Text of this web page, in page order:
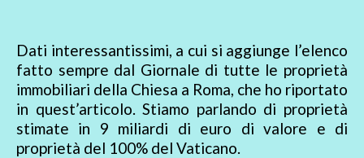
Dati interessantissimi, a cui si aggiunge l’elenco
fatto sempre dal Giornale di tutte le proprietà
immobiliari della Chiesa a Roma, che ho riportato
in quest’articolo. Stiamo parlando di proprietà
stimate in 9 miliardi di euro di valore e di
proprietà del 100% del Vaticano.